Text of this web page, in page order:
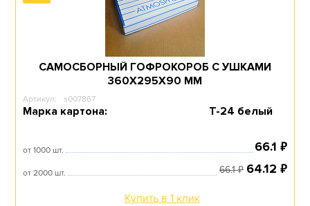
САМОСБОРНЫЙ ГОФРОКОРОБ С УШКАМИ
360Х295Х90 ММ
Артикул: s007867
Марка картона: Т-24 белый
от 1000 шт. 66.1 ₽
от 2000 шт. 66.1₽ 64.12 ₽
Купить в 1 клик